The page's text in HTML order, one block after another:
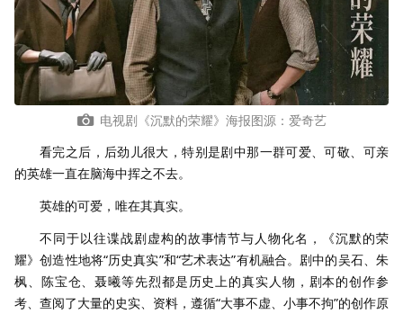
电视剧《沉默的荣耀》海报图源：爱奇艺
看完之后，后劲儿很大，特别是剧中那一群可爱、可敬、可亲
的英雄一直在脑海中挥之不去。
英雄的可爱，唯在其真实。
不同于以往谍战剧虚构的故事情节与人物化名，《沉默的荣
耀》创造性地将“历史真实”和“艺术表达”有机融合。剧中的吴石、朱
枫、陈宝仓、聂曦等先烈都是历史上的真实人物，剧本的创作参
考、查阅了大量的史实、资料，遵循“大事不虚、小事不拘”的创作原